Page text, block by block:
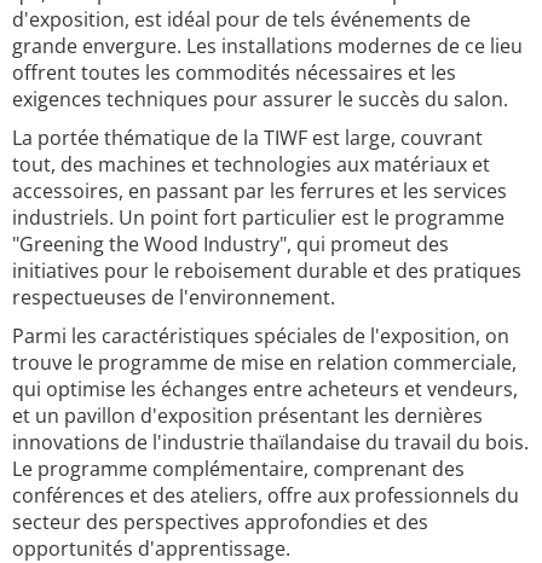
d'exposition, est idéal pour de tels événements de
grande envergure. Les installations modernes de ce lieu
offrent toutes les commodités nécessaires et les
exigences techniques pour assurer le succès du salon.
La portée thématique de la TIWF est large, couvrant
tout, des machines et technologies aux matériaux et
accessoires, en passant par les ferrures et les services
industriels. Un point fort particulier est le programme
"Greening the Wood Industry", qui promeut des
initiatives pour le reboisement durable et des pratiques
respectueuses de l'environnement.
Parmi les caractéristiques spéciales de l'exposition, on
trouve le programme de mise en relation commerciale,
qui optimise les échanges entre acheteurs et vendeurs,
et un pavillon d'exposition présentant les dernières
innovations de l'industrie thaïlandaise du travail du bois.
Le programme complémentaire, comprenant des
conférences et des ateliers, offre aux professionnels du
secteur des perspectives approfondies et des
opportunités d'apprentissage.